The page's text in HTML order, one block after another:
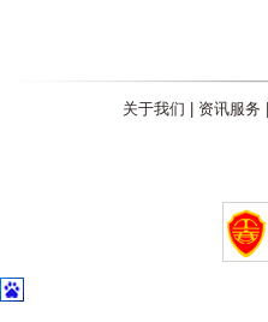
关于我们 资讯服务